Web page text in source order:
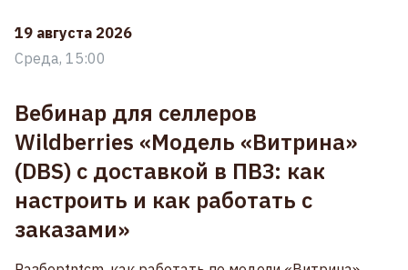
19 августа 2026
Среда, 15:00
Вебинар для селлеров
Wildberries «Модель «Витрина»
(DBS) с доставкой в ПВЗ: как
настроить и как работать с
заказами»